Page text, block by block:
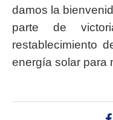
damos la
parte de
restablecimiento
energía solar para